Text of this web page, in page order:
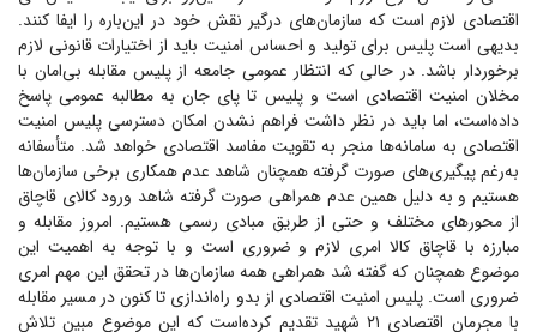
اقتصادی لازم است که سازمان‌های درگیر نقش خود در این‌باره را ایفا کنند.
بدیهی است پلیس برای تولید و احساس امنیت باید از اختیارات قانونی لازم
برخوردار باشد. در حالی که انتظار عمومی جامعه از پلیس مقابله بی‌امان با
مخلان امنیت اقتصادی است و پلیس تا پای جان به مطالبه عمومی پاسخ
داده‌است، اما باید در نظر داشت فراهم نشدن امکان دسترسی پلیس امنیت
اقتصادی به سامانه‌ها منجر به تقویت مفاسد اقتصادی خواهد شد. متأسفانه
به‌رغم پیگیری‌های صورت گرفته همچنان شاهد عدم همکاری برخی سازمان‌ها
هستیم و به دلیل همین عدم همراهی صورت گرفته شاهد ورود کالای قاچاق
از محور‌های مختلف و حتی از طریق مبادی رسمی هستیم. امروز مقابله و
مبارزه با قاچاق کالا امری لازم و ضروری است و با توجه به اهمیت این
موضوع همچنان که گفته شد همراهی همه سازمان‌ها در تحقق این مهم امری
ضروری است. پلیس امنیت اقتصادی از بدو راه‌اندازی تا کنون در مسیر مقابله
با مجرمان اقتصادی ۲۱ شهید تقدیم کرده‌است که این موضوع مبین تلاش